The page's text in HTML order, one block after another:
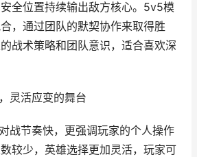
全位置持续输出敌方核心。5v5模
，通过团队的默契协作来取得胜
战术策略和团队意识，适合喜欢深
灵活应变的舞台
战节奏快，更强调玩家的个人操作
较少，英雄选择更加灵活，玩家可